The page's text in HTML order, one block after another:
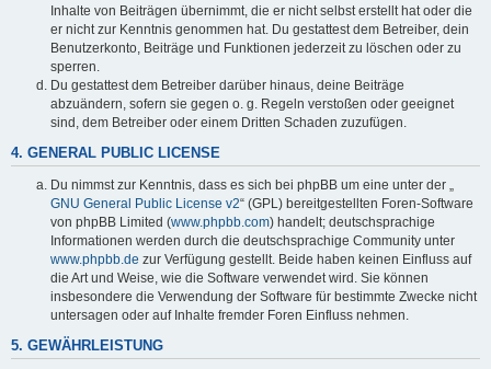
Inhalte von Beiträgen übernimmt, die er nicht selbst erstellt hat oder die
er nicht zur Kenntnis genommen hat. Du gestattest dem Betreiber, dein
Benutzerkonto, Beiträge und Funktionen jederzeit zu löschen oder zu
sperren.
Du gestattest dem Betreiber darüber hinaus, deine Beiträge
abzuändern, sofern sie gegen o. g. Regeln verstoßen oder geeignet
sind, dem Betreiber oder einem Dritten Schaden zuzufügen.
4. GENERAL PUBLIC LICENSE
Du nimmst zur Kenntnis, dass es sich bei phpBB um eine unter der „
GNU General Public License v2“ (GPL) bereitgestellten Foren-Software
von phpBB Limited (www.phpbb.com) handelt; deutschsprachige
Informationen werden durch die deutschsprachige Community unter
www.phpbb.de zur Verfügung gestellt. Beide haben keinen Einfluss auf
die Art und Weise, wie die Software verwendet wird. Sie können
insbesondere die Verwendung der Software für bestimmte Zwecke nicht
untersagen oder auf Inhalte fremder Foren Einfluss nehmen.
5. GEWÄHRLEISTUNG